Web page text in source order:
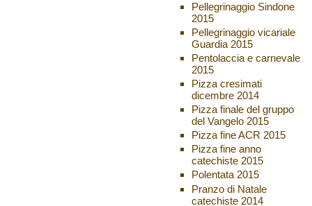
Pellegrinaggio Sindone
2015
Pellegrinaggio vicariale
Guardia 2015
Pentolaccia e carnevale
2015
Pizza cresimati
dicembre 2014
Pizza finale del gruppo
del Vangelo 2015
Pizza fine ACR 2015
Pizza fine anno
catechiste 2015
Polentata 2015
Pranzo di Natale
catechiste 2014